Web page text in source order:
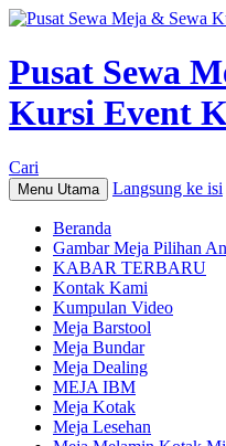
Pusat Sewa
Kursi Event
Cari
Menu Utama Langsung ke isi
Beranda
Gambar Meja Pilihan
KABAR TERBARU
Kontak Kami
Kumpulan Video
Meja Barstool
Meja Bundar
Meja Dealing
MEJA IBM
Meja Kotak
Meja Lesehan